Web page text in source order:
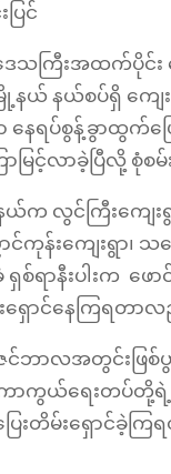
ပြင်
သကြီးအထက်ပိုင်း
ြို့နယ် နယ်စပ်ရှိ ကျ
ာ နေရပ်စွန့်ခွာထွက်ပ
မြင့်လာခဲ့ပြီလို့ စုံစ
နယ်က လွင်ကြီးကျေ
ာင်ကုန်းကျေးရွာ၊ သ
ာနီးပါးက ဖောင်
ောင်နေကြရတာလ
ဇင်ဘာလအတွင်းဖြစ်
ာကွယ်ရေးတပ်တို့
းတိမ်းရှောင်ခဲ့ကြရ